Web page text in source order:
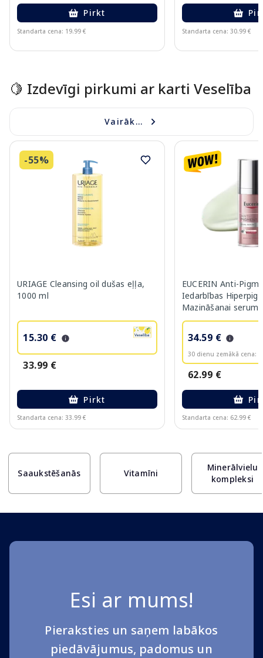
Pirkt
Standarta cena: 19.99 € Standarta cena: 30.99 €
🍋 Izdevīgi pirkumi ar karti Veselība
Vairāk...
-55%
URIAGE Cleansing oil dušas eļļa,
1000 ml
15.30 €
33.99 €
Pirkt
Standarta cena: 33.99 €
EUCERIN Anti-
Iedarbības
Mazināšanai
34.59 €
30 dienu zemākā cena:
62.99 €
Standarta cena: 62.99 €
Saaukstēšanās Vitamīni
Minerālvielu
kompleksi
Esi ar mums!
Pieraksties un saņem labākos
piedāvājumus, padomus un